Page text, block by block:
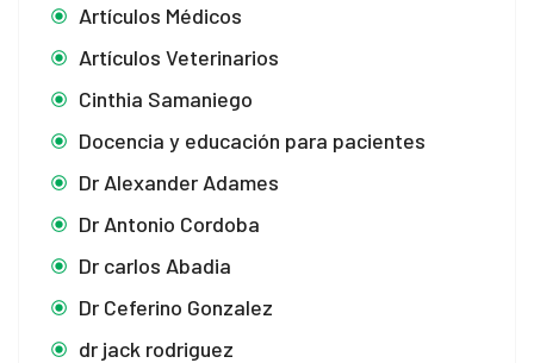
Artículos Médicos
Artículos Veterinarios
Cinthia Samaniego
Docencia y educación para pacientes
Dr Alexander Adames
Dr Antonio Cordoba
Dr carlos Abadia
Dr Ceferino Gonzalez
dr jack rodriguez